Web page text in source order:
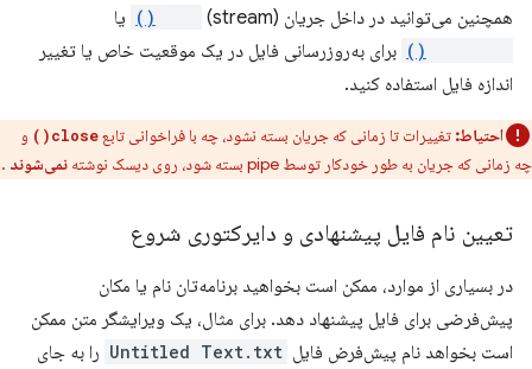
همچنین می‌توانید در داخل جریان (stream) یا
برای به‌روزرسانی فایل در یک موقعیت خاص یا تغییر
اندازه فایل استفاده کنید.
احتیاط: تغییرات تا زمانی که جریان بسته نشود، چه با فراخوانی تابعclose()
و
چه زمانی که جریان به طور خودکار توسط pipe بسته شود، روی دیسک نوشته
نمی‌شوند .
تعیین نام فایل پیشنهادی و دایرکتوری شروع
در بسیاری از موارد، ممکن است بخواهید برنامه‌تان نام یا مکان
پیش‌فرضی برای فایل پیشنهاد دهد. برای مثال، یک ویرایشگر متن ممکن
است بخواهد نام پیش‌فرض فایل Untitled Text.txt را به جای